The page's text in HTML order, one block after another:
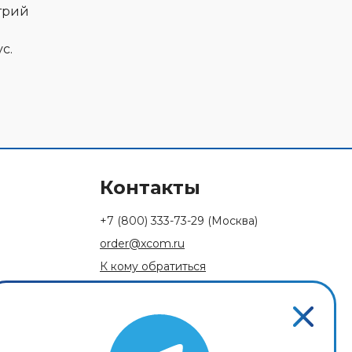
Контакты
+7 (800) 333-73-29 (Москва)
order@xcom.ru
К кому обратиться